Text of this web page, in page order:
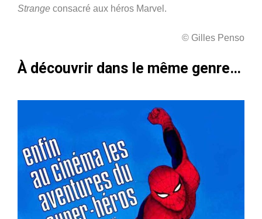
Strange consacré aux héros Marvel.
© Gilles Penso
À découvrir dans le même genre…